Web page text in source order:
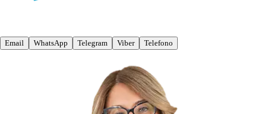
Email WhatsApp Telegram Viber Telefono